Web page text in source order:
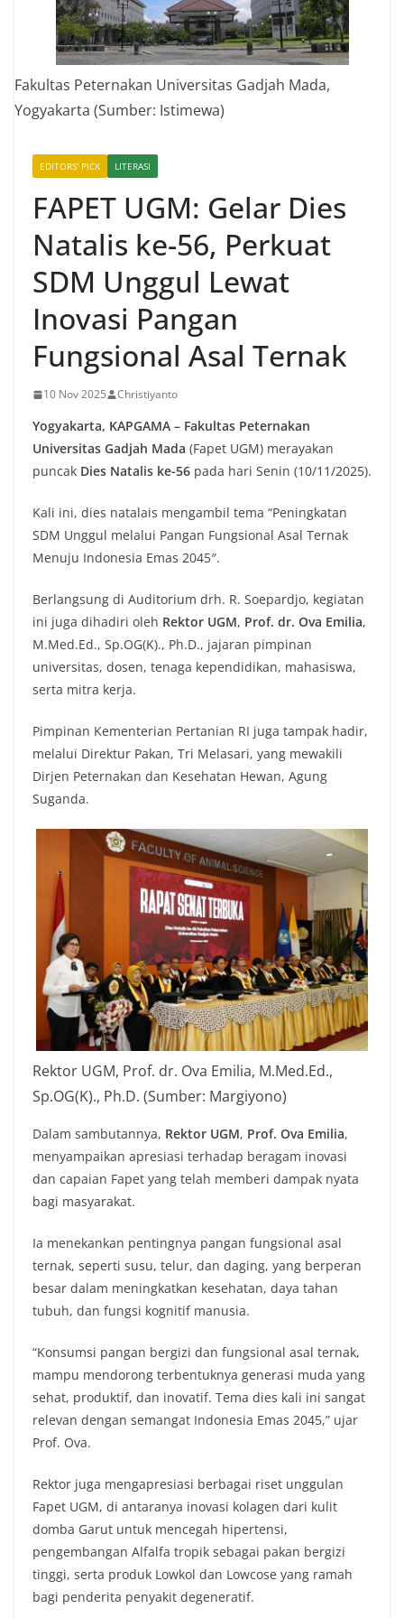
Fakultas Peternakan Universitas Gadjah Mada,
Yogyakarta (Sumber: Istimewa)
EDITORS' PICK LITERASI
FAPET UGM: Gelar Dies
Natalis ke-56, Perkuat
SDM Unggul Lewat
Inovasi Pangan
Fungsional Asal Ternak
10 Nov 2025 Christiyanto
Yogyakarta, KAPGAMA – Fakultas Peternakan
Universitas Gadjah Mada (Fapet UGM) merayakan
puncak Dies Natalis ke-56 pada hari Senin (10/11/2025).
Kali ini, dies natalais mengambil tema “Peningkatan
SDM Unggul melalui Pangan Fungsional Asal Ternak
Menuju Indonesia Emas 2045″.
Berlangsung di Auditorium drh. R. Soepardjo, kegiatan
ini juga dihadiri oleh Rektor UGM, Prof. dr. Ova Emilia,
M.Med.Ed., Sp.OG(K)., Ph.D., jajaran pimpinan
universitas, dosen, tenaga kependidikan, mahasiswa,
serta mitra kerja.
Pimpinan Kementerian Pertanian RI juga tampak hadir,
melalui Direktur Pakan, Tri Melasari, yang mewakili
Dirjen Peternakan dan Kesehatan Hewan, Agung
Suganda.
Rektor UGM, Prof. dr. Ova Emilia, M.Med.Ed.,
Sp.OG(K)., Ph.D. (Sumber: Margiyono)
Dalam sambutannya, Rektor UGM, Prof. Ova Emilia,
menyampaikan apresiasi terhadap beragam inovasi
dan capaian Fapet yang telah memberi dampak nyata
bagi masyarakat.
Ia menekankan pentingnya pangan fungsional asal
ternak, seperti susu, telur, dan daging, yang berperan
besar dalam meningkatkan kesehatan, daya tahan
tubuh, dan fungsi kognitif manusia.
“Konsumsi pangan bergizi dan fungsional asal ternak,
mampu mendorong terbentuknya generasi muda yang
sehat, produktif, dan inovatif. Tema dies kali ini sangat
relevan dengan semangat Indonesia Emas 2045,” ujar
Prof. Ova.
Rektor juga mengapresiasi berbagai riset unggulan
Fapet UGM, di antaranya inovasi kolagen dari kulit
domba Garut untuk mencegah hipertensi,
pengembangan Alfalfa tropik sebagai pakan bergizi
tinggi, serta produk Lowkol dan Lowcose yang ramah
bagi penderita penyakit degeneratif.